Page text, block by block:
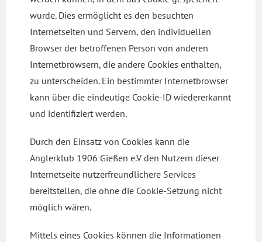
wurde. Dies ermöglicht es den besuchten
Internetseiten und Servern, den individuellen
Browser der betroffenen Person von anderen
Internetbrowsern, die andere Cookies enthalten,
zu unterscheiden. Ein bestimmter Internetbrowser
kann über die eindeutige Cookie-ID wiedererkannt
und identifiziert werden.
Durch den Einsatz von Cookies kann die
Anglerklub 1906 Gießen e.V den Nutzern dieser
Internetseite nutzerfreundlichere Services
bereitstellen, die ohne die Cookie-Setzung nicht
möglich wären.
Mittels eines Cookies können die Informationen